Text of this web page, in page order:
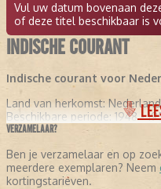
Vul uw datum bovenaan
of deze titel beschikbaar is
INDISCHE COURANT
Indische courant voor
Land van herkomst: Nederland
Beschikbare periode:1948 -
VERZAMELAAR?
Ben je verzamelaar en op
meerdere exemplaren? Neem
kortingstarieven.